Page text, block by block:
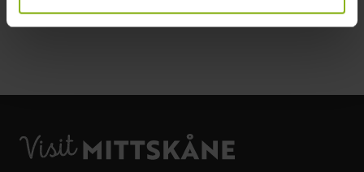
Visit MittSkåne